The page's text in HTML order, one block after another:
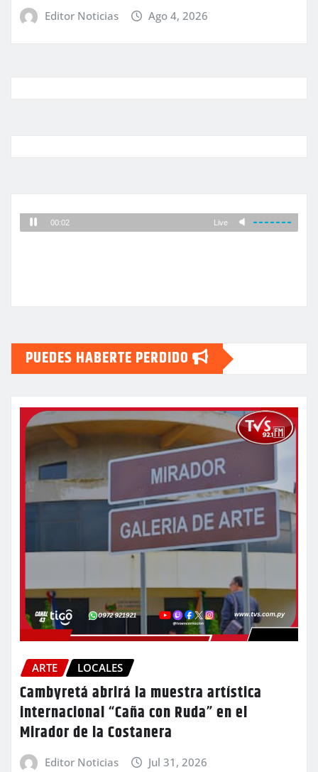
Editor Noticias Ago 4, 2026
PUEDES HABERTE PERDIDO
ARTE LOCALES
Cambyretá abrirá la muestra artística
internacional “Caña con Ruda” en el
Mirador de la Costanera
Editor Noticias Jul 31, 2026